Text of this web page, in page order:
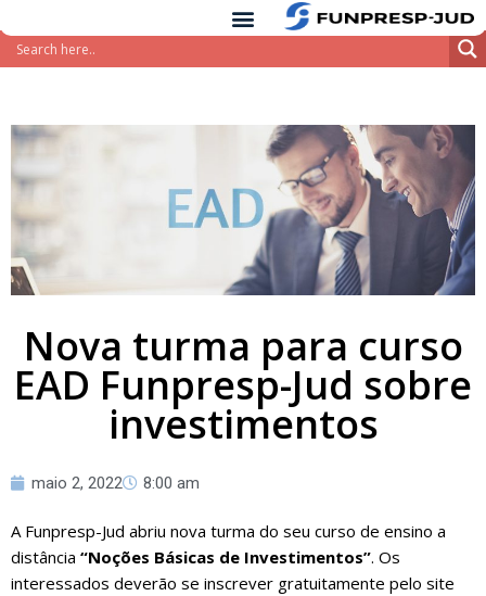
Pular
conteúdo
Nova turma para curso
EAD Funpresp-Jud sobre
investimentos
maio 2, 2022 8:00 am
A Funpresp-Jud abriu nova turma do seu curso de ensino a
distância “Noções Básicas de Investimentos”. Os
interessados deverão se inscrever gratuitamente pelo site